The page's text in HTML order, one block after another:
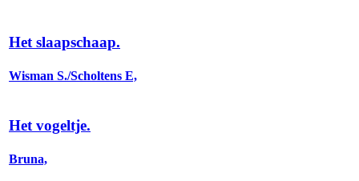
Het slaapschaap.
Wisman S./Scholtens E,
Het vogeltje.
Bruna,